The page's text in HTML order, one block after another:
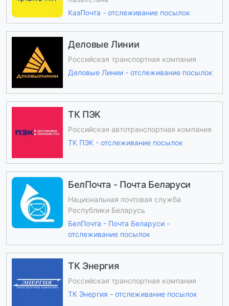
КазПочта - отслеживание посылок
Деловые Линии
Российская транспортная компания
Деловые Линии - отслеживание посылок
ТК ПЭК
Российская автотранспортная компания
ТК ПЭК - отслеживание посылок
БелПочта - Почта Беларуси
Национальная почтовая служба
Республики Беларусь
БелПочта - Почта Беларуси -
отслеживание посылок
ТК Энергия
Российская транспортная компания
ТК Энергия - отслеживание посылок